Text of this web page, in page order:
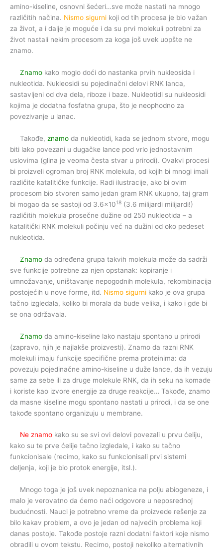
amino-kiseline, osnovni šećeri…sve može nastati na mnogo
različitih načina. Nismo sigurni koji od tih procesa je bio važan
za život, a i dalje je moguće i da su prvi molekuli potrebni za
život nastali nekim procesom za koga još uvek uopšte ne
znamo.
Znamo kako moglo doći do nastanka prvih nukleosida i
nukleotida. Nukleosidi su pojedinačni delovi RNK lanca,
sastavljeni od dva dela, riboze i baze. Nukleotidi su nukleosidi
kojima je dodatna fosfatna grupa, što je neophodno za
povezivanje u lanac.
Takođe, znamo da nukleotidi, kada se jednom stvore, mogu
biti lako povezani u dugačke lance pod vrlo jednostavnim
uslovima (glina je veoma česta stvar u prirodi). Ovakvi procesi
bi proizveli ogroman broj RNK molekula, od kojih bi mnogi imali
različite katalitičke funkcije. Radi ilustracije, ako bi ovim
procesom bio stvoren samo jedan gram RNK ukupno, taj gram
bi mogao da se sastoji od 3.6×1018 (3.6 milijardi milijardi!)
različitih molekula prosečne dužine od 250 nukleotida – a
katalitički RNK molekuli počinju već na dužini od oko pedeset
nukleotida.
Znamo da određena grupa takvih molekula može da sadrži
sve funkcije potrebne za njen opstanak: kopiranje i
umnožavanje, uništavanje nepogodnih molekula, rekombinacija
postojećih u nove forme, itd. Nismo sigurni kako je ova grupa
tačno izgledala, koliko bi morala da bude velika, i kako i gde bi
se ona održavala.
Znamo da amino-kiseline lako nastaju spontano u prirodi
(zapravo, njih je najlakše proizvesti). Znamo da razni RNK
molekuli imaju funkcije specifične prema proteinima: da
povezuju pojedinačne amino-kiseline u duže lance, da ih vezuju
same za sebe ili za druge molekule RNK, da ih seku na komade
i koriste kao izvore energije za druge reakcije… Takođe, znamo
da masne kiseline mogu spontano nastati u prirodi, i da se one
takođe spontano organizuju u membrane.
Ne znamo kako su se svi ovi delovi povezali u prvu ćeliju,
kako su te prve ćelije tačno izgledale, i kako su tačno
funkcionisale (recimo, kako su funkcionisali prvi sistemi
deljenja, koji je bio protok energije, itsl.).
Mnogo toga je još uvek nepoznanica na polju abiogeneze, i
malo je verovatno da ćemo naći odgovore u neposrednoj
budućnosti. Nauci je potrebno vreme da proizvede rešenje za
bilo kakav problem, a ovo je jedan od najvećih problema koji
danas postoje. Takođe postoje razni dodatni faktori koje nismo
obradili u ovom tekstu. Recimo, postoji nekoliko alternativnih